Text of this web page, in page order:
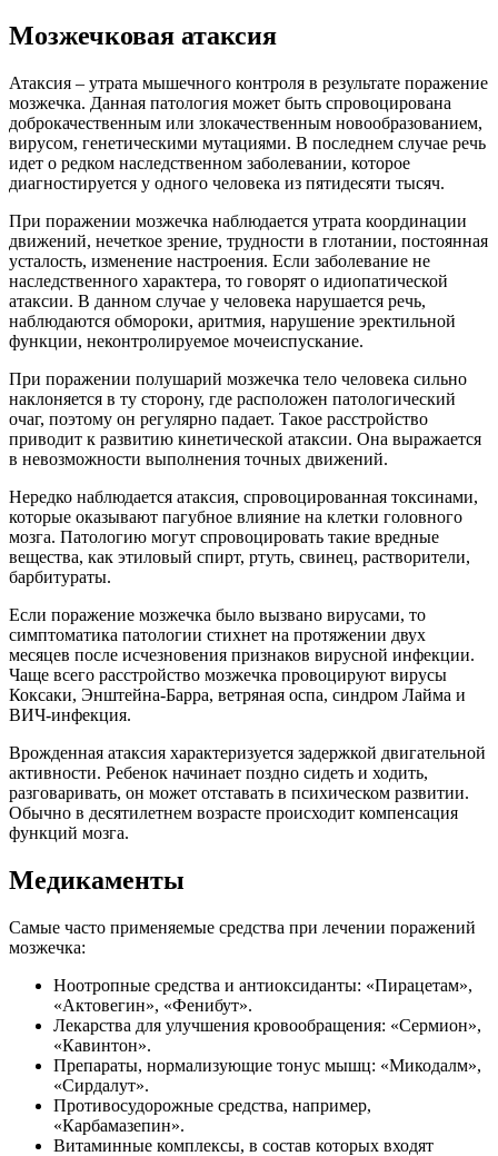
Мозжечковая атаксия
Атаксия – утрата мышечного контроля в результате поражение
мозжечка. Данная патология может быть спровоцирована
доброкачественным или злокачественным новообразованием,
вирусом, генетическими мутациями. В последнем случае речь
идет о редком наследственном заболевании, которое
диагностируется у одного человека из пятидесяти тысяч.
При поражении мозжечка наблюдается утрата координации
движений, нечеткое зрение, трудности в глотании, постоянная
усталость, изменение настроения. Если заболевание не
наследственного характера, то говорят о идиопатической
атаксии. В данном случае у человека нарушается речь,
наблюдаются обмороки, аритмия, нарушение эректильной
функции, неконтролируемое мочеиспускание.
При поражении полушарий мозжечка тело человека сильно
наклоняется в ту сторону, где расположен патологический
очаг, поэтому он регулярно падает. Такое расстройство
приводит к развитию кинетической атаксии. Она выражается
в невозможности выполнения точных движений.
Нередко наблюдается атаксия, спровоцированная токсинами,
которые оказывают пагубное влияние на клетки головного
мозга. Патологию могут спровоцировать такие вредные
вещества, как этиловый спирт, ртуть, свинец, растворители,
барбитураты.
Если поражение мозжечка было вызвано вирусами, то
симптоматика патологии стихнет на протяжении двух
месяцев после исчезновения признаков вирусной инфекции.
Чаще всего расстройство мозжечка провоцируют вирусы
Коксаки, Энштейна-Барра, ветряная оспа, синдром Лайма и
ВИЧ-инфекция.
Врожденная атаксия характеризуется задержкой двигательной
активности. Ребенок начинает поздно сидеть и ходить,
разговаривать, он может отставать в психическом развитии.
Обычно в десятилетнем возрасте происходит компенсация
функций мозга.
Медикаменты
Самые часто применяемые средства при лечении поражений
мозжечка:
Ноотропные средства и антиоксиданты: «Пирацетам»,
«Актовегин», «Фенибут».
Лекарства для улучшения кровообращения: «Сермион»,
«Кавинтон».
Препараты, нормализующие тонус мышц: «Микодалм»,
«Сирдалут».
Противосудорожные средства, например,
«Карбамазепин».
Витаминные комплексы, в состав которых входят